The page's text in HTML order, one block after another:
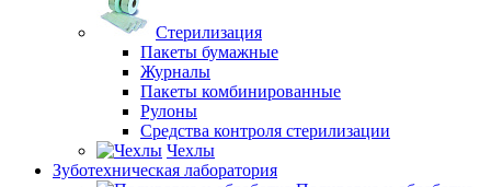
Стерилизация
Пакеты бумажные
Журналы
Пакеты комбинированные
Рулоны
Средства контроля стерилизации
Чехлы
Зуботехническая лаборатория